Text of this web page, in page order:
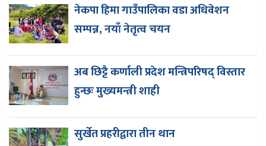
नेकपा हिमा गाउँपालिका वडा अधिवेशन
सम्पन्न, नयाँ नेतृत्व चयन
अब छिट्टै कर्णाली प्रदेश मन्त्रिपरिषद् विस्तार
हुन्छः मुख्यमन्त्री शाही
सुर्खेत प्रहरीद्वारा तीन थान